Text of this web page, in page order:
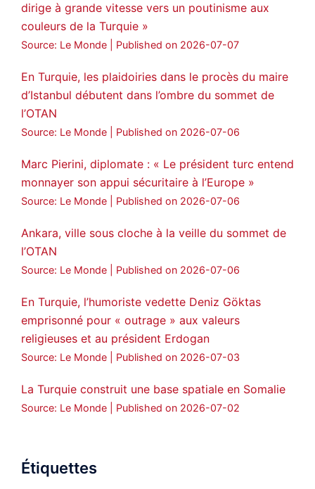
dirige à grande vitesse vers un poutinisme aux
couleurs de la Turquie »
Source: Le Monde Published on 2026-07-07
En Turquie, les plaidoiries dans le procès du maire
d’Istanbul débutent dans l’ombre du sommet de
l’OTAN
Source: Le Monde Published on 2026-07-06
Marc Pierini, diplomate : « Le président turc entend
monnayer son appui sécuritaire à l’Europe »
Source: Le Monde Published on 2026-07-06
Ankara, ville sous cloche à la veille du sommet de
l’OTAN
Source: Le Monde Published on 2026-07-06
En Turquie, l’humoriste vedette Deniz Göktas
emprisonné pour « outrage » aux valeurs
religieuses et au président Erdogan
Source: Le Monde Published on 2026-07-03
La Turquie construit une base spatiale en Somalie
Source: Le Monde Published on 2026-07-02
Étiquettes